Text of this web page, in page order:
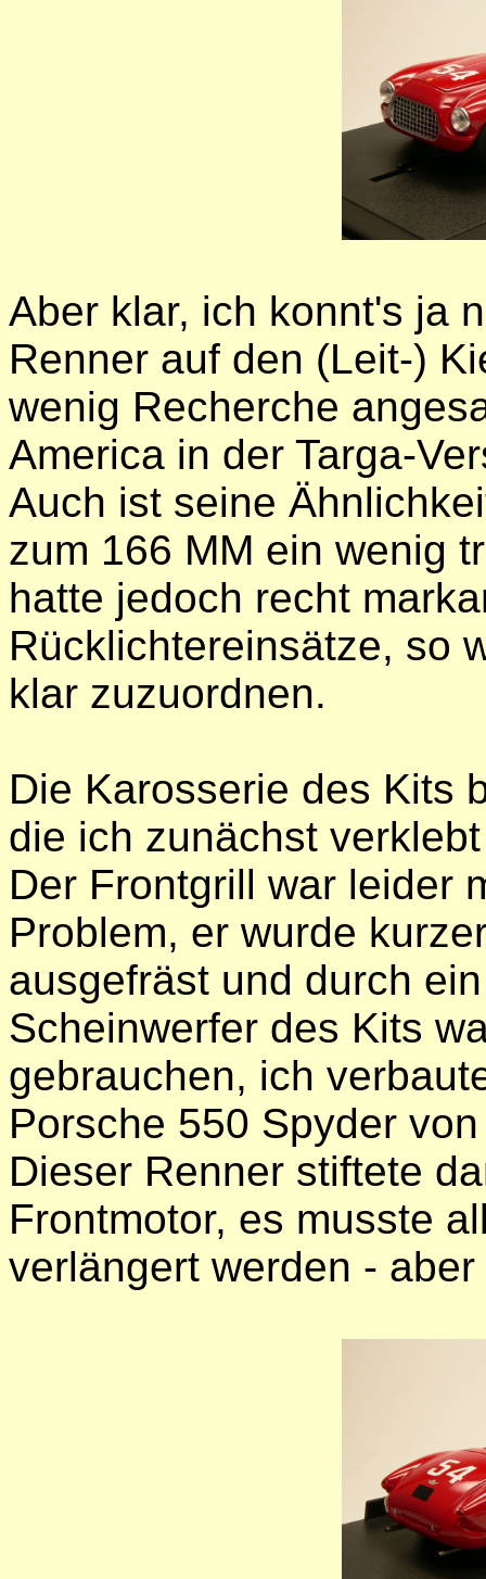
Aber klar, ich konnt's ja
Renner auf den (Leit-)
wenig Recherche
America in der Targa-
Auch ist seine
zum 166 MM ein wenig
hatte jedoch recht
Rücklichtereinsätze, so
klar zuzuordnen.
Die Karosserie des Kits
die ich zunächst
Der Frontgrill war leider
Problem, er wurde
ausgefräst und durch
Scheinwerfer des Kits
gebrauchen, ich
Porsche 550 Spyder
Dieser Renner stiftete
Frontmotor, es musste
verlängert werden -